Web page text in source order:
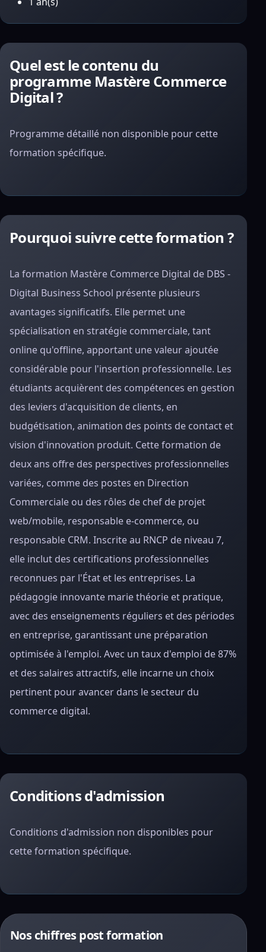
Quel est le contenu du
programme Mastère Commerce
Digital ?
Programme détaillé non disponible pour cette
formation spécifique.
Pourquoi suivre cette formation ?
La formation Mastère Commerce Digital de DBS -
Digital Business School présente plusieurs
avantages significatifs. Elle permet une
spécialisation en stratégie commerciale, tant
online qu'offline, apportant une valeur ajoutée
considérable pour l'insertion professionnelle. Les
étudiants acquièrent des compétences en gestion
des leviers d'acquisition de clients, en
budgétisation, animation des points de contact et
vision d'innovation produit. Cette formation de
deux ans offre des perspectives professionnelles
variées, comme des postes en Direction
Commerciale ou des rôles de chef de projet
web/mobile, responsable e-commerce, ou
responsable CRM. Inscrite au RNCP de niveau 7,
elle inclut des certifications professionnelles
reconnues par l'État et les entreprises. La
pédagogie innovante marie théorie et pratique,
avec des enseignements réguliers et des périodes
en entreprise, garantissant une préparation
optimisée à l'emploi. Avec un taux d'emploi de 87%
et des salaires attractifs, elle incarne un choix
pertinent pour avancer dans le secteur du
commerce digital.
Conditions d'admission
Conditions d'admission non disponibles pour
cette formation spécifique.
Nos chiffres post formation